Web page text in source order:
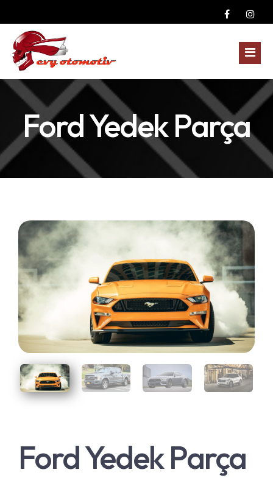
Anasayfa
Kurumsal
Yedek Parçalar
Ford Yedek Parça
GMC Yedek Parça
Cadillac Yedek Parça
Jeep Yedek Parça
Hummer Yedek Parça
Chrysler Yedek Parça
Lincoln Yedek Parça
Blog
İletişim
Ford Yedek Parça
Ford Yedek Parça